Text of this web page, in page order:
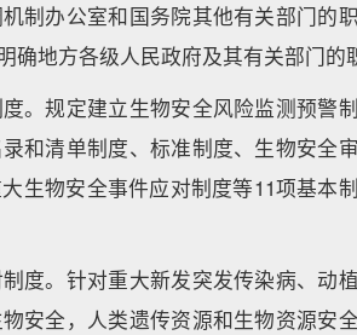
制办公室和国务院其他有关部门的
地方各级人民政府及其有关部门的
。规定建立生物安全风险监测预警
和清单制度、标准制度、生物安全
生物安全事件应对制度等11项基本
度。针对重大新发突发传染病、动
安全，人类遗传资源和生物资源安